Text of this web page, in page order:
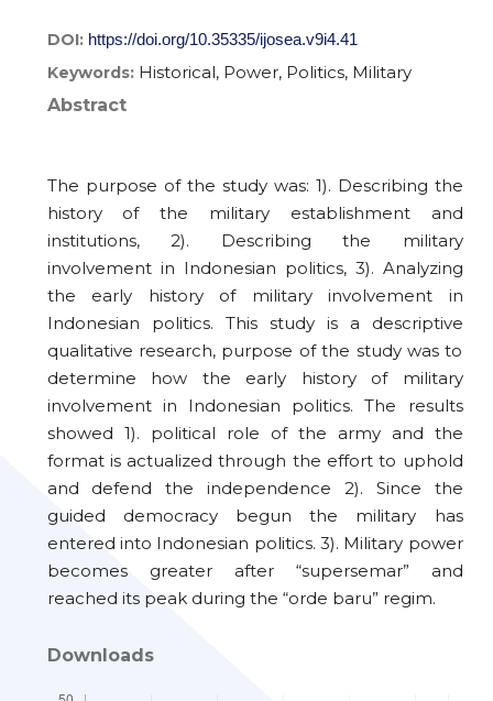
DOI: https://doi.org/10.35335/ijosea.v9i4.41
Keywords: Historical, Power, Politics, Military
Abstract
The purpose of the study was: 1). Describing the
history of the military establishment and
institutions, 2). Describing the military
involvement in Indonesian politics, 3). Analyzing
the early history of military involvement in
Indonesian politics. This study is a descriptive
qualitative research, purpose of the study was to
determine how the early history of military
involvement in Indonesian politics. The results
showed 1). political role of the army and the
format is actualized through the effort to uphold
and defend the independence 2). Since the
guided democracy begun the military has
entered into Indonesian politics. 3). Military power
becomes greater after “supersemar” and
reached its peak during the “orde baru” regim.
Downloads